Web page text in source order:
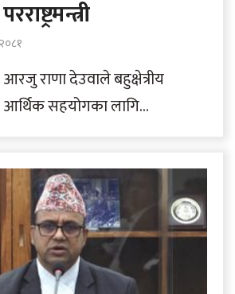
आरजु राणा देउवाले बहुक्षेत्रीय
आर्थिक सहयोगका लागि